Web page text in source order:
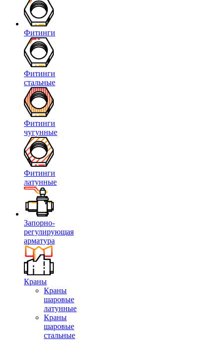
Фитинги
Фитинги
стальные
Фитинги
чугунные
Фитинги
латунные
Запорно-
регулирующая
арматура
Краны
Краны
шаровые
латунные
Краны
шаровые
стальные